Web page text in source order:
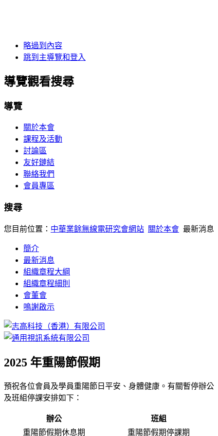
略過到內容
跳到主導覽和登入
導覽觀看搜尋
導覽
關於本會
課程及活動
討論區
友好鏈結
聯絡我們
會員專區
搜尋
您目前位置： 中華業餘無線電研究會網站 關於本會 最新消息
簡介
最新消息
組織章程大綱
組織章程細則
會董會
鳴謝啟示
2025 年重陽節假期
預祝各位會員及學員重陽節日平安、身體健康。有關暫停辦公
及班組停課安排如下：
辦公
班組
重陽節假期休息期
重陽節假期停課期